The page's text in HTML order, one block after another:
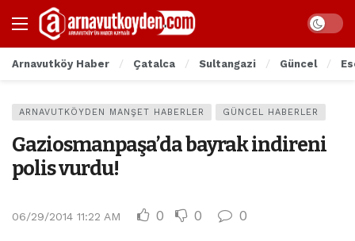
Arnavutköy Haber Çatalca Sultangazi Güncel
ARNAVUTKÖYDEN MANŞET HABERLER GÜNCEL HABERLER
Gaziosmanpaşa’da bayrak indireni
polis vurdu!
06/29/2014 11:22 AM 0 0 0